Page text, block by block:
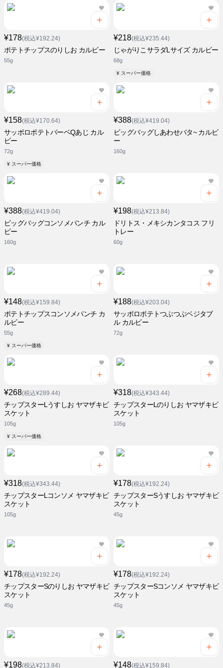
¥178(税込¥192.24)
ポテトチップスのりしお カルビー
55g
¥218(税込¥235.44)
じゃがりこサラダLサイズ カルビー
68g
¥ スーパー価格
¥158(税込¥170.64)
サッポロポテトバーベQあじ カル
ビー
72g
¥ スーパー価格
¥388(税込¥419.04)
ビッグバッグしあわせバタ~ カルビ
ー
160g
¥388(税込¥419.04)
ビッグバッグコンソメパンチ カル
ビー
160g
¥198(税込¥213.84)
ドリトス・メキシカンタコス フリ
トレー
60g
¥148(税込¥159.84)
ポテトチップスコンソメパンチ カ
ルビー
55g
¥ スーパー価格
¥188(税込¥203.04)
サッポロポテトつぶつぶベジタブ
ル カルビー
72g
¥268(税込¥289.44)
チップスターLうすしお ヤマザキビ
スケット
105g
¥ スーパー価格
¥318(税込¥343.44)
チップスターLのりしお ヤマザキビ
スケット
105g
¥318(税込¥343.44)
チップスターLコンソメ ヤマザキビ
スケット
105g
¥178(税込¥192.24)
チップスターSうすしお ヤマザキビ
スケット
45g
¥178(税込¥192.24)
チップスターSのりしお ヤマザキビ
スケット
45g
¥178(税込¥192.24)
チップスターSコンソメ ヤマザキビ
スケット
45g
¥198(税込¥213.84) ¥148(税込¥159.84)